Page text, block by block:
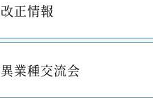
改正情報
異業種交流会